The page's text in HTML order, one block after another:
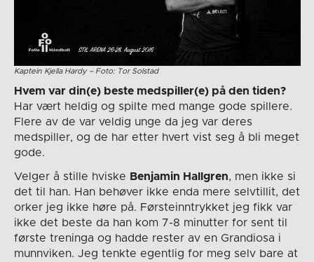
Kaptein Kjella Hardy – Foto: Tor Solstad
Hvem var din(e) beste medspiller(e) på den tiden?
Har vært heldig og spilte med mange gode spillere.
Flere av de var veldig unge da jeg var deres
medspiller, og de har etter hvert vist seg å bli meget
gode.
Velger å stille hviske Benjamin Hallgren, men ikke si
det til han. Han behøver ikke enda mere selvtillit, det
orker jeg ikke høre på. Førsteinntrykket jeg fikk var
ikke det beste da han kom 7-8 minutter for sent til
første treninga og hadde rester av en Grandiosa i
munnviken. Jeg tenkte egentlig for meg selv bare at